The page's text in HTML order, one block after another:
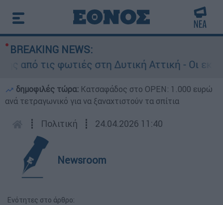
BREAKING NEWS:
τις φωτιές στη Δυτική Αττική - Οι
δημοφιλές τώρα: Κατσαφάδος στο OPEN: 1.000 ευρώ
ανά τετραγωνικό για να ξαναχτιστούν τα σπίτια
┋ Πολιτική ┋ 24.04.2026 11:40
Newsroom
Ενότητες στο άρθρο: